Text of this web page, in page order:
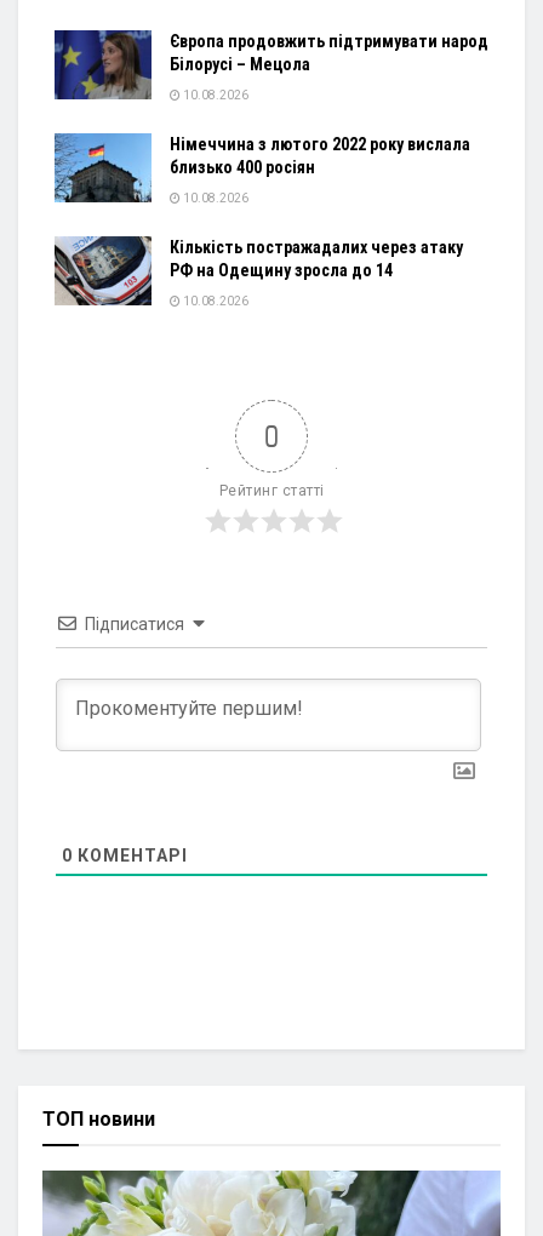
Європа продовжить підтримувати народ
Білорусі – Мецола
10.08.2026
Німеччина з лютого 2022 року вислала
близько 400 росіян
10.08.2026
Кількість постражадалих через атаку
РФ на Одещину зросла до 14
10.08.2026
0
Рейтинг статті
Підписатися
0 КОМЕНТАРІ
ТОП новини